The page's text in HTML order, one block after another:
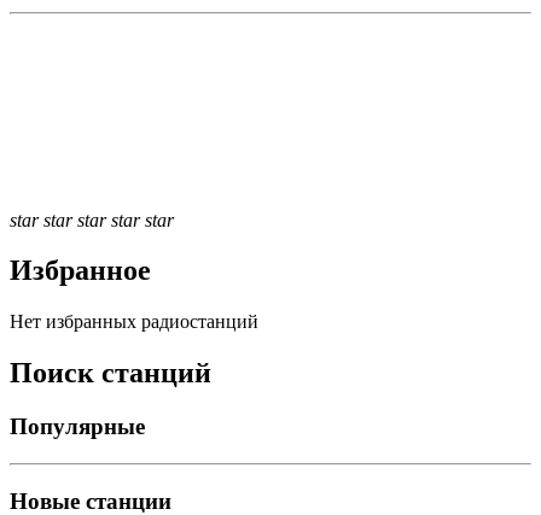
star star star star star
Избранное
Нет избранных радиостанций
Поиск станций
Популярные
Новые станции